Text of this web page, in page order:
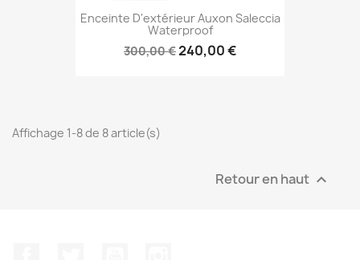
Enceinte D'extérieur Auxon Saleccia
Waterproof
300,00 €240,00 €
Affichage 1-8 de 8 article(s)
Retour en haut 